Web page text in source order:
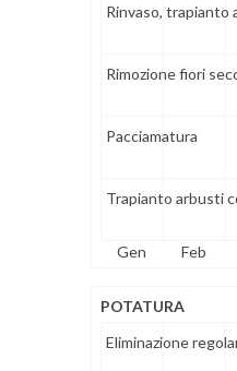
Rinvaso, trapianto
Rimozione fiori
Pacciamatura
Trapianto arbusti
Gen Feb
POTATURA
Eliminazione